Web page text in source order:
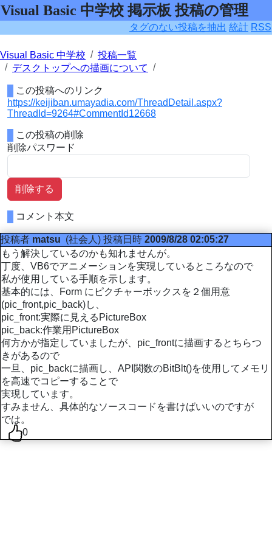
Visual Basic 中学校 掲示板 投稿の管理
タグのない投稿を抽出 統計 RSS
Visual Basic 中学校
投稿一覧
デスクトップへの描画について
この投稿へのリンク
https://keijiban.umayadia.com/ThreadDetail.aspx?
ThreadId=9264#CommentId12668
この投稿の削除
削除パスワード
削除する
コメント本文
投稿者 matsu (社会人) 投稿日時 2009/8/28 02:05:27
もう解決しているのかも知れませんが。
丁度、VB6でアニメーションを実現しているところなので
私が使用している手順を示します。
基本的には、Form にピクチャーボックスを２個用意
(pic_front,pic_back)し、
pic_front:実際に見えるPictureBox
pic_back:作業用PictureBox
何方かが指定していましたが、pic_frontに描画するとちらつ
きがあるので
一旦、pic_backに描画し、API関数のBitBlt()を使用してメモリ
を高速でコピーすることで
実現しています。
すみません、具体的なソースコードを書けばいいのですが
では。
0